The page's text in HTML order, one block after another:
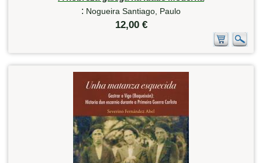
: Nogueira Santiago, Paulo
12,00 €